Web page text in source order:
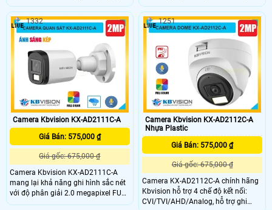
phân giải 5MP mang đến hình ảnh
sắc nét. Camera trang bị tính năng
nổi bật như Full Color với công nghệ
ánh sáng kép thông minh (tầm xa
đèn LED trắng 20m và hồng ngoại
30m), tích hợp mic và thiết kế IP 67
chống chịu mưa nắng hiệu quả
phân giải 5.0MP, cho hình ảnh sắc
nét cả ngày lẫn đêm. Camera có
tầm xa đèn LED trắng 20m cho hình
ảnh ban đêm có màu, hồng ngoại
25m, tích hợp mic và chống ngược
sáng DWDR, giúp quan sát rõ ràng
trong mọi điều kiện ánh sáng, đây là
giải pháp an ninh tối ưu cho gia
đình và doanh nghiệp.
Camera Kbvision KX-AD2111C-A
Giá Bán: 575,000 ₫
Giá gốc: 675,000 ₫
Camera Kbvision KX-AD2111C-A
mang lại khả năng ghi hình sắc nét
với độ phân giải 2.0 megapixel FULL
HD 1080P. Chống Ngược Sáng
1332
Camera Kbvision KX-AD2112C-A
Nhựa Plastic
Giá Bán: 575,000 ₫
Giá gốc: 675,000 ₫
Camera KX-AD2112C-A chính hãng
Kbvision hỗ trợ 4 chế độ kết nối:
CVI/TVI/AHD/Analog, hỗ trợ ghi
1251